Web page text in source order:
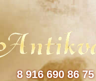
8 916 690 86 75